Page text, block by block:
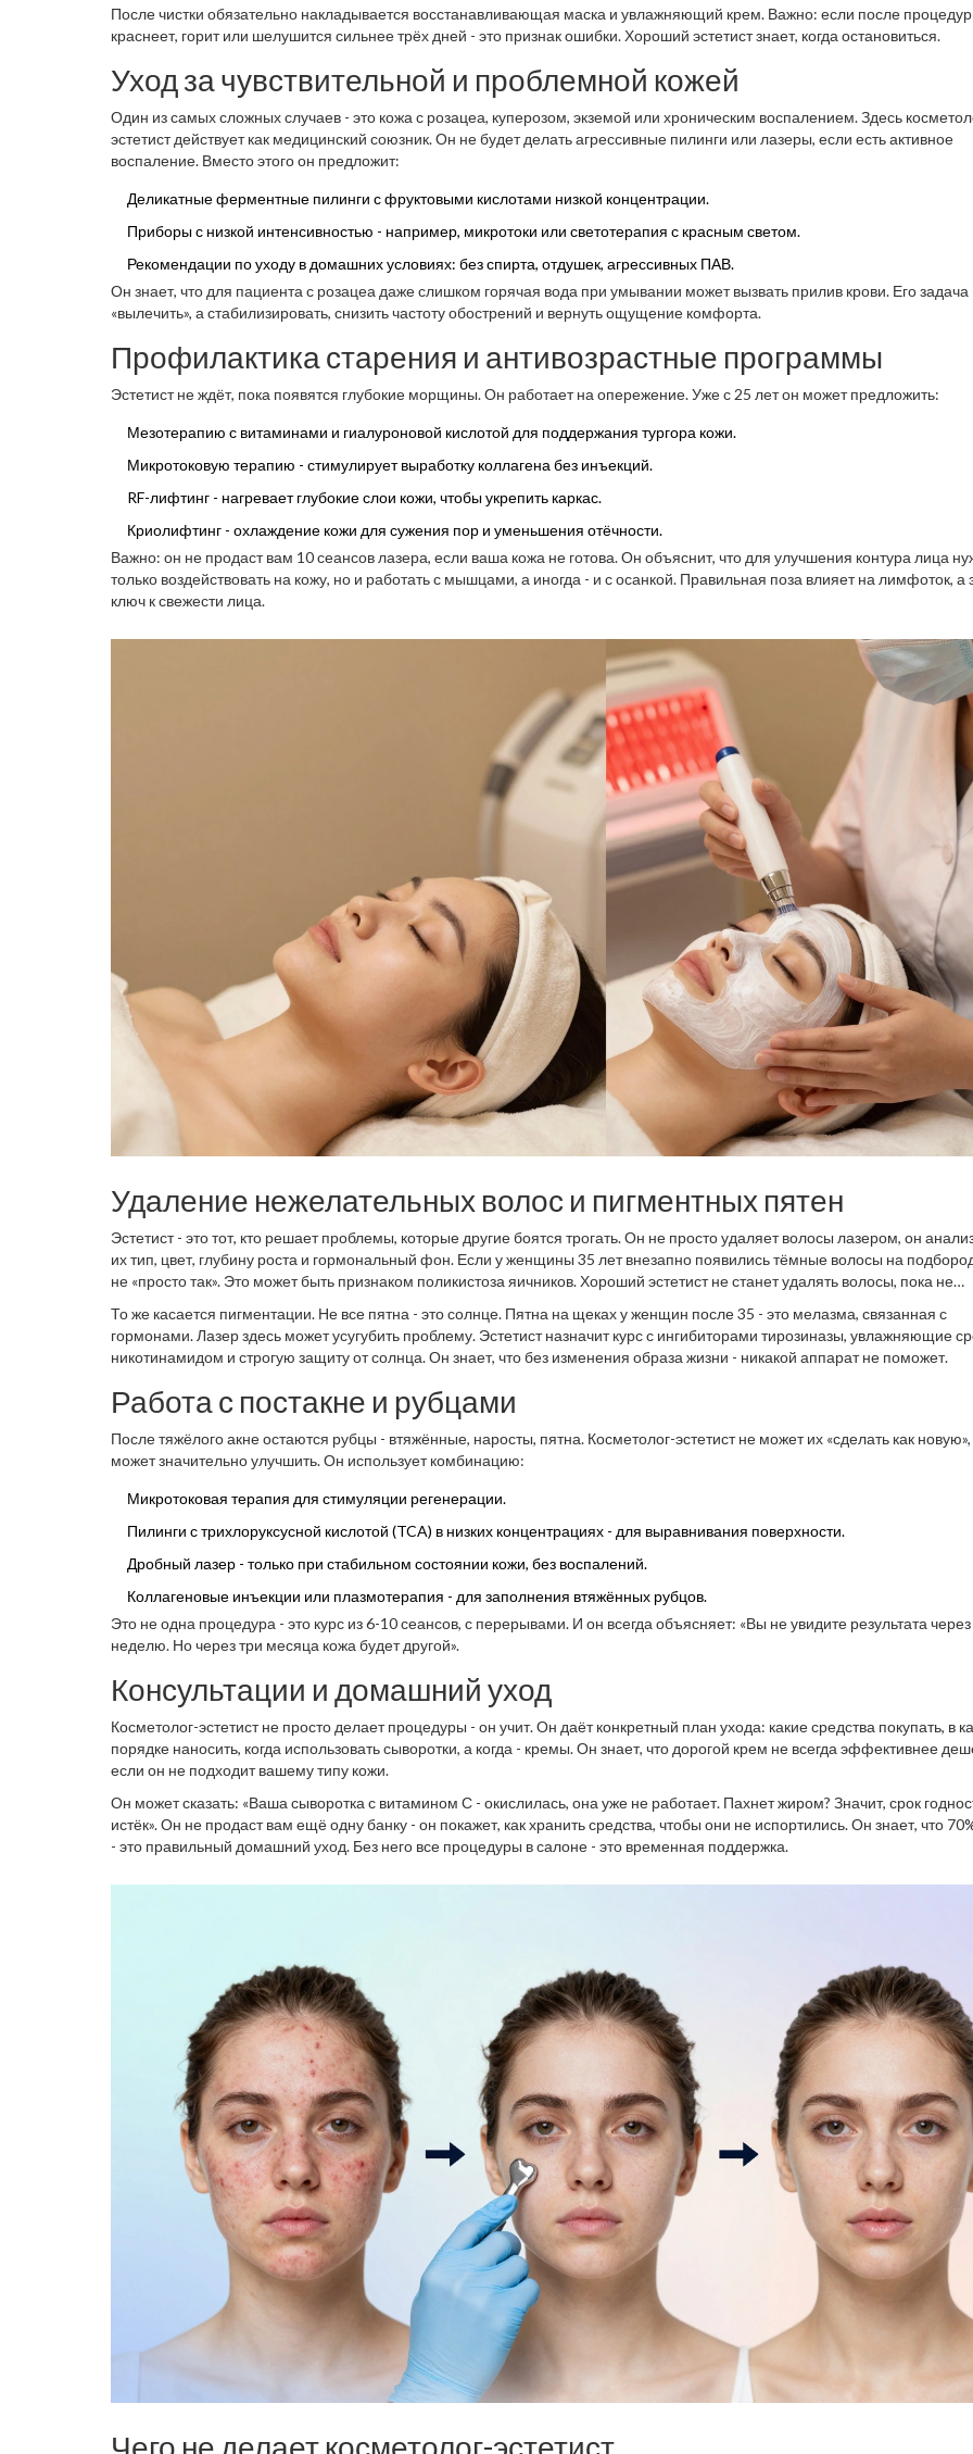
После чистки обязательно накладывается восстанавливающая маска и увлажняющий крем. Важно: если после
краснеет, горит или шелушится сильнее трёх дней - это признак ошибки. Хороший эстетист знает, когда остановиться.
Уход за чувствительной и проблемной кожей
Один из самых сложных случаев - это кожа с розацеа, куперозом, экземой или хроническим воспалением. Здесь
эстетист действует как медицинский союзник. Он не будет делать агрессивные пилинги или лазеры, если есть активное
воспаление. Вместо этого он предложит:
Деликатные ферментные пилинги с фруктовыми кислотами низкой концентрации.
Приборы с низкой интенсивностью - например, микротоки или светотерапия с красным светом.
Рекомендации по уходу в домашних условиях: без спирта, отдушек, агрессивных ПАВ.
Он знает, что для пациента с розацеа даже слишком горячая вода при умывании может вызвать прилив крови. Его задача
«вылечить», а стабилизировать, снизить частоту обострений и вернуть ощущение комфорта.
Профилактика старения и антивозрастные программы
Эстетист не ждёт, пока появятся глубокие морщины. Он работает на опережение. Уже с 25 лет он может предложить:
Мезотерапию с витаминами и гиалуроновой кислотой для поддержания тургора кожи.
Микротоковую терапию - стимулирует выработку коллагена без инъекций.
RF-лифтинг - нагревает глубокие слои кожи, чтобы укрепить каркас.
Криолифтинг - охлаждение кожи для сужения пор и уменьшения отёчности.
Важно: он не продаст вам 10 сеансов лазера, если ваша кожа не готова. Он объяснит, что для улучшения контура лица
только воздействовать на кожу, но и работать с мышцами, а иногда - и с осанкой. Правильная поза влияет на лимфоток, а
ключ к свежести лица.
Удаление нежелательных волос и пигментных пятен
Эстетист - это тот, кто решает проблемы, которые другие боятся трогать. Он не просто удаляет волосы лазером, он
их тип, цвет, глубину роста и гормональный фон. Если у женщины 35 лет внезапно появились тёмные волосы на
не «просто так». Это может быть признаком поликистоза яичников. Хороший эстетист не станет удалять волосы, пока не
То же касается пигментации. Не все пятна - это солнце. Пятна на щеках у женщин после 35 - это мелазма, связанная с
гормонами. Лазер здесь может усугубить проблему. Эстетист назначит курс с ингибиторами тирозиназы, увлажняющие
никотинамидом и строгую защиту от солнца. Он знает, что без изменения образа жизни - никакой аппарат не поможет.
Работа с постакне и рубцами
После тяжёлого акне остаются рубцы - втяжённые, наросты, пятна. Косметолог-эстетист не может их «сделать как
может значительно улучшить. Он использует комбинацию:
Микротоковая терапия для стимуляции регенерации.
Пилинги с трихлоруксусной кислотой (TCA) в низких концентрациях - для выравнивания поверхности.
Дробный лазер - только при стабильном состоянии кожи, без воспалений.
Коллагеновые инъекции или плазмотерапия - для заполнения втяжённых рубцов.
Это не одна процедура - это курс из 6-10 сеансов, с перерывами. И он всегда объясняет: «Вы не увидите результата через
неделю. Но через три месяца кожа будет другой».
Консультации и домашний уход
Косметолог-эстетист не просто делает процедуры - он учит. Он даёт конкретный план ухода: какие средства покупать, в
порядке наносить, когда использовать сыворотки, а когда - кремы. Он знает, что дорогой крем не всегда эффективнее
если он не подходит вашему типу кожи.
Он может сказать: «Ваша сыворотка с витамином С - окислилась, она уже не работает. Пахнет жиром? Значит, срок
истёк». Он не продаст вам ещё одну банку - он покажет, как хранить средства, чтобы они не испортились. Он знает, что
- это правильный домашний уход. Без него все процедуры в салоне - это временная поддержка.
Чего не делает косметолог-эстетист